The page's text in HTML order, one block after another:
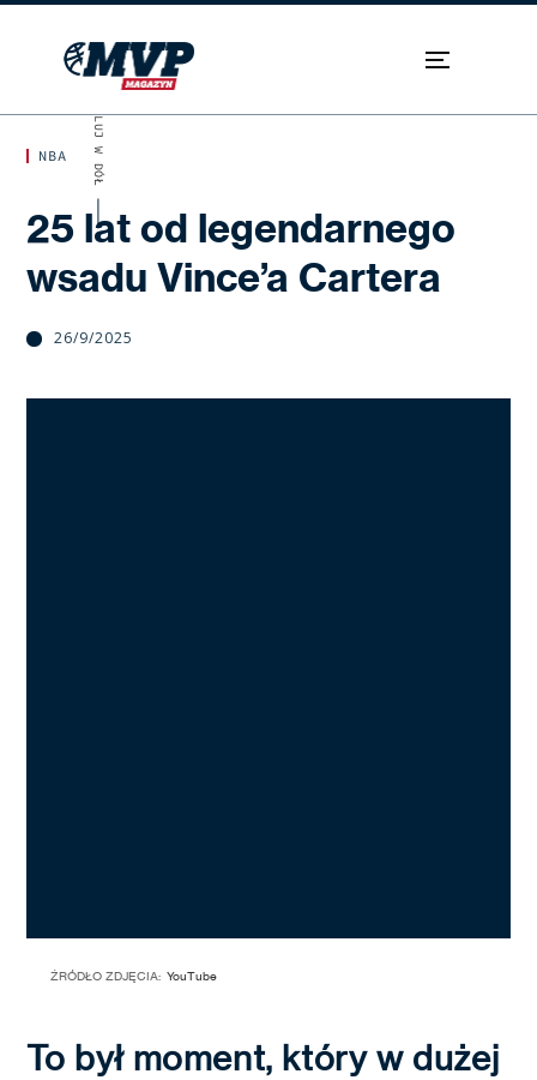
NBA
25 lat od legendarnego
wsadu Vince’a Cartera
26/9/2025
SKROLUJ W DÓŁ
ŹRÓDŁO ZDJĘCIA: YouTube
To był moment, który w dużej